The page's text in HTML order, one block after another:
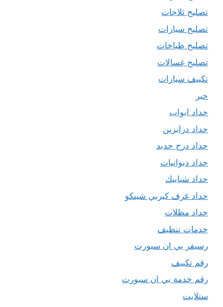
تصليح ثلاجات
تصليح سيارات
تصليح طباخات
تصليح غسالات
تكييف سيارات
حبر
حداد ابواب
حداد درابزين
حداد درج حديد
حداد ديوانيات
حداد شبابيك
حداد غرف كيربي شينكو
حداد مظلات
خدمات تنظيف
رسيفر بي ان سبورت
رقم تكييف
رقم خدمة بي ان سبورت
ستلايت